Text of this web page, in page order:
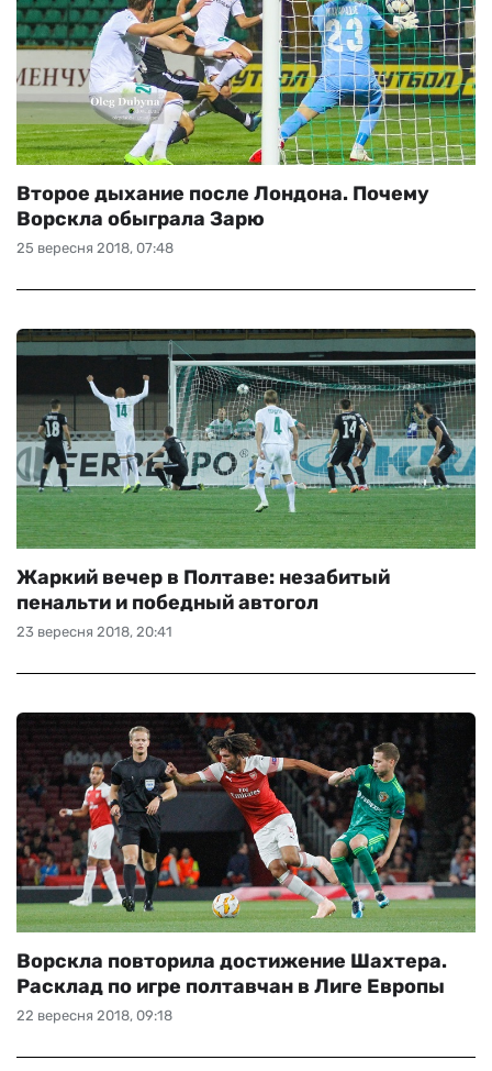
25 вересня 2018, 07:48
Второе дыхание после Лондона. Почему
Ворскла обыграла Зарю
23 вересня 2018, 20:41
Жаркий вечер в Полтаве: незабитый
пенальти и победный автогол
22 вересня 2018, 09:18
Ворскла повторила достижение Шахтера.
Расклад по игре полтавчан в Лиге Европы